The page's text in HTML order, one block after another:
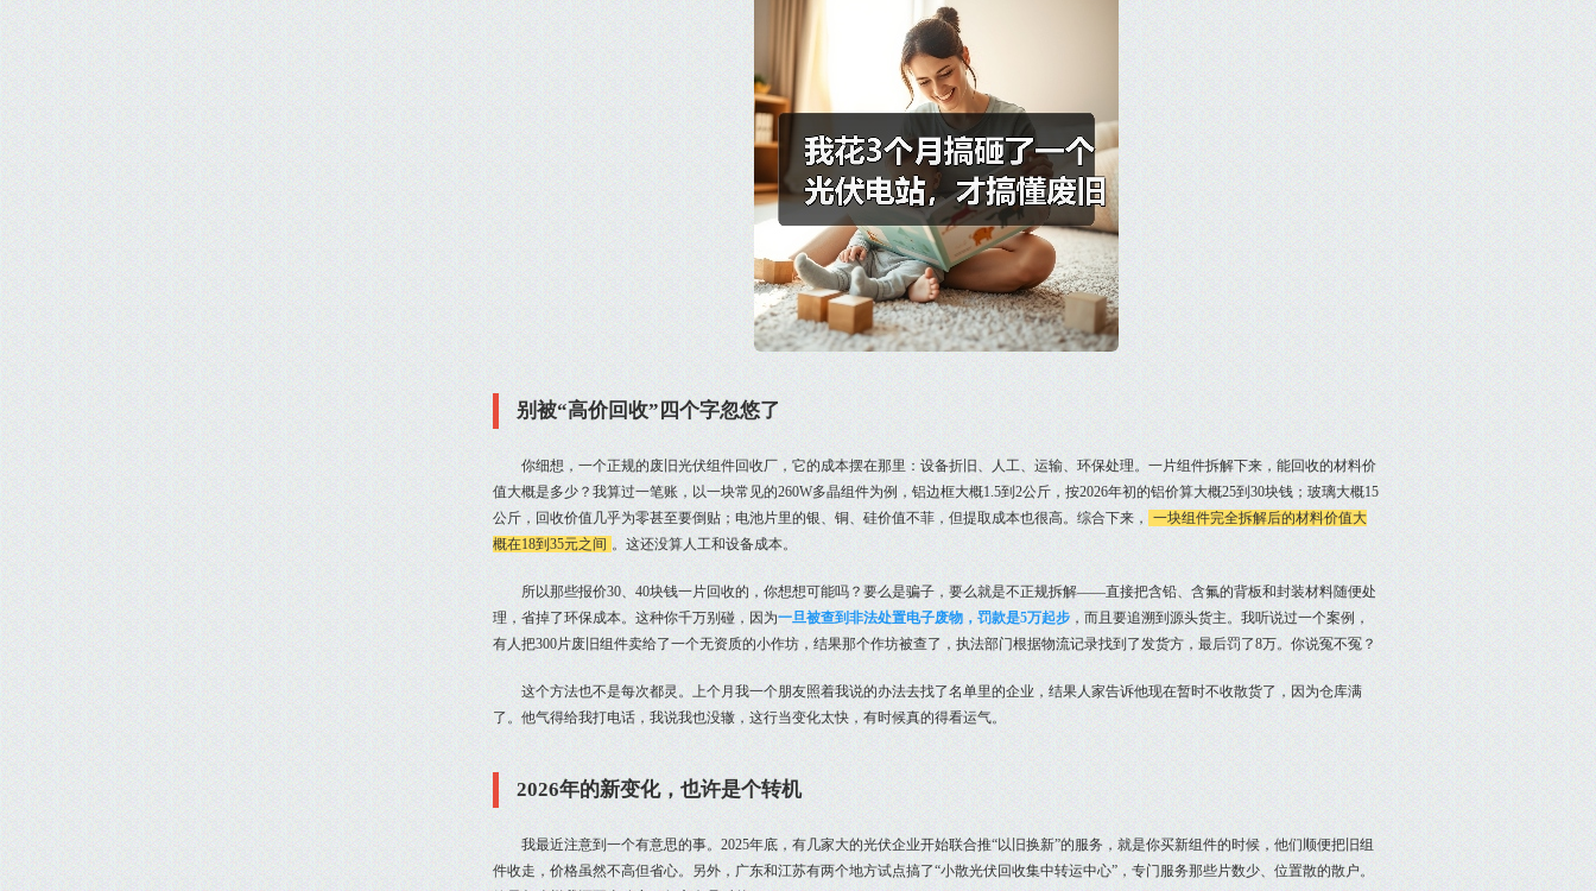
别被“高价回收”四个字忽悠了
你细想，一个正规的废旧光伏组件回收厂，它的成本摆在那里：设备折旧、人工、运输、环保处理。一片组件拆解下来，能回收的材料价
值大概是多少？我算过一笔账，以一块常见的260W多晶组件为例，铝边框大概1.5到2公斤，按2026年初的铝价算大概25到30块钱；玻璃大概15
公斤，回收价值几乎为零甚至要倒贴；电池片里的银、铜、硅价值不菲，但提取成本也很高。综合下来，
一块组件完全拆解后的材料价值大
概在18到35元之间 。这还没算人工和设备成本。
所以那些报价30、40块钱一片回收的，你想想可能吗？要么是骗子，要么就是不正规拆解——直接把含铅、含氟的背板和封装材料随便处
理，省掉了环保成本。这种你千万别碰，因为一旦被查到非法处置电子废物，罚款是5万起步 ，而且要追溯到源头货主。我听说过一个案例，
有人把300片废旧组件卖给了一个无资质的小作坊，结果那个作坊被查了，执法部门根据物流记录找到了发货方，最后罚了8万。你说冤不冤？
这个方法也不是每次都灵。上个月我一个朋友照着我说的办法去找了名单里的企业，结果人家告诉他现在暂时不收散货了，因为仓库满
了。他气得给我打电话，我说我也没辙，这行当变化太快，有时候真的得看运气。
2026年的新变化，也许是个转机
我最近注意到一个有意思的事。2025年底，有几家大的光伏企业开始联合推“以旧换新”的服务，就是你买新组件的时候，他们顺便把旧组
件收走，价格虽然不高但省心。另外，广东和江苏有两个地方试点搞了“小散光伏回收集中转运中心”，专门服务那些片数少、位置散的散户。